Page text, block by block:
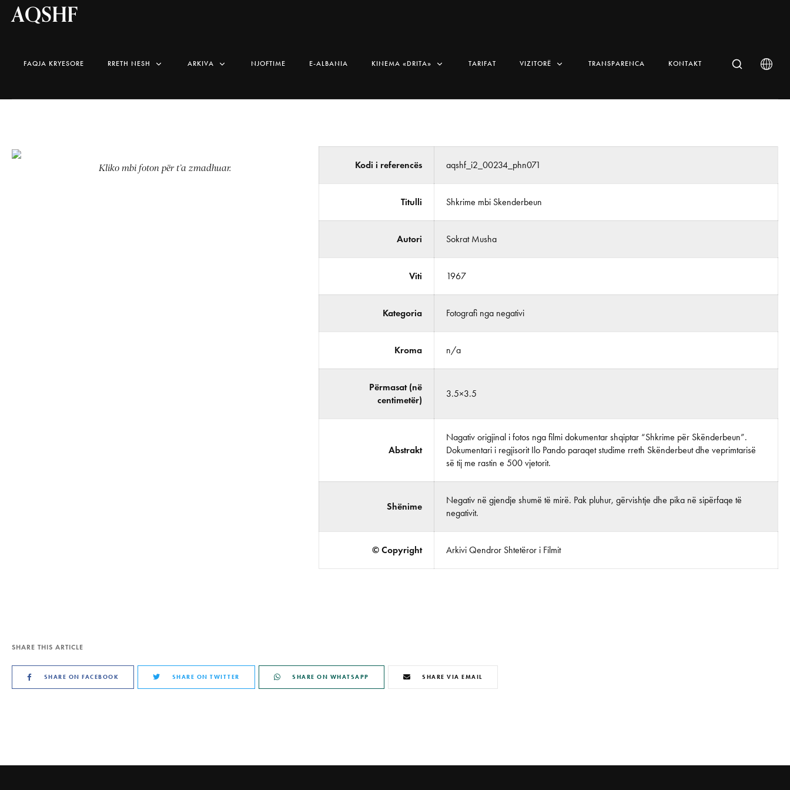
AQSHF
FAQJA KRYESORE RRETH NESH ARKIVA NJOFTIME E-ALBANIA KINEMA «DRITA» TARIFAT VIZITORË TRANSPARENCA KONTAKT
Kliko mbi foton për t’a zmadhuar. Kodi i referencës aqshf_i2_00234_phn071
Titulli Shkrime mbi Skenderbeun
Autori Sokrat Musha
Viti 1967
Kategoria Fotografi nga negativi
Kroma n/a
Përmasat (në
centimetër)
3.5×3.5
Abstrakt
Nagativ origjinal i fotos nga filmi dokumentar shqiptar “Shkrime për Skënderbeun”.
Dokumentari i regjisorit Ilo Pando paraqet studime rreth Skënderbeut dhe veprimtarisë
së tij me rastin e 500 vjetorit.
Shënime
Negativ në gjendje shumë të mirë. Pak pluhur, gërvishtje dhe pika në sipërfaqe të
negativit.
© Copyright Arkivi Qendror Shtetëror i Filmit
SHARE THIS ARTICLE
SHARE ON FACEBOOK SHARE ON TWITTER SHARE ON WHATSAPP SHARE VIA EMAIL